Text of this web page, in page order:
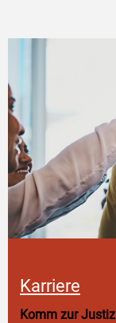
Karriere
Komm zur Justiz